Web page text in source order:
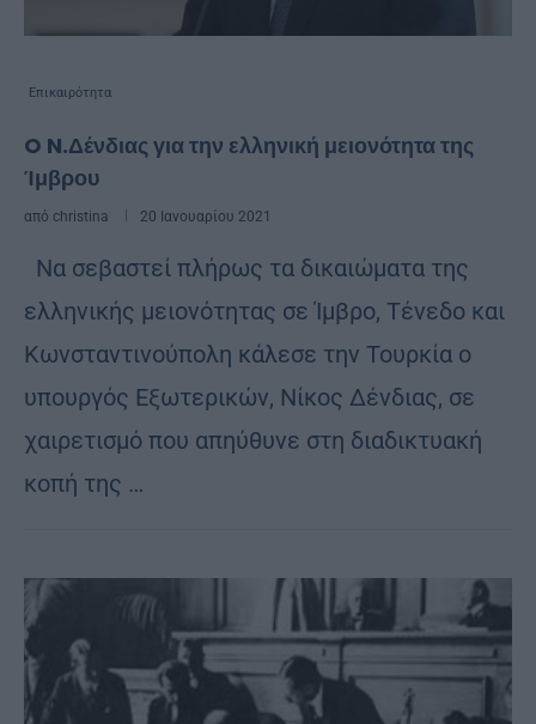
Επικαιρότητα
O N.Δένδιας για την ελληνική μειονότητα της
Ίμβρου
από christina 20 Ιανουαρίου 2021
Να σεβαστεί πλήρως τα δικαιώματα της
ελληνικής μειονότητας σε Ίμβρο, Τένεδο και
Κωνσταντινούπολη κάλεσε την Τουρκία ο
υπουργός Εξωτερικών, Νίκος Δένδιας, σε
χαιρετισμό που απηύθυνε στη διαδικτυακή
κοπή της …